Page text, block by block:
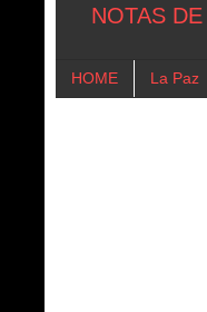
NOTAS
HOME La Paz